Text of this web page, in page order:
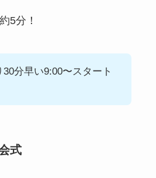
5分！
30分早い9:00〜スタート
式